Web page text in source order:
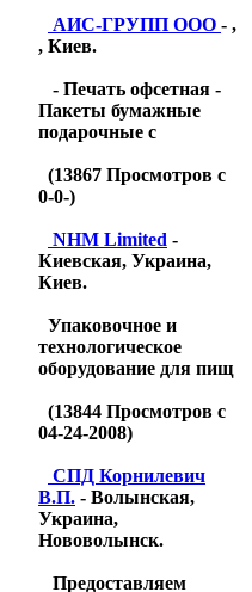
АИС-ГРУПП ООО - ,
, Киев.
- Печать офсетная -
Пакеты бумажные
подарочные с
(13867 Просмотров с
0-0-)
NHM Limited -
Киевская, Украина,
Киев.
Упаковочное и
технологическое
оборудование для пищ
(13844 Просмотров с
04-24-2008)
CПД Корнилевич
В.П. - Волынская,
Украина,
Нововолынск.
Предоставляем